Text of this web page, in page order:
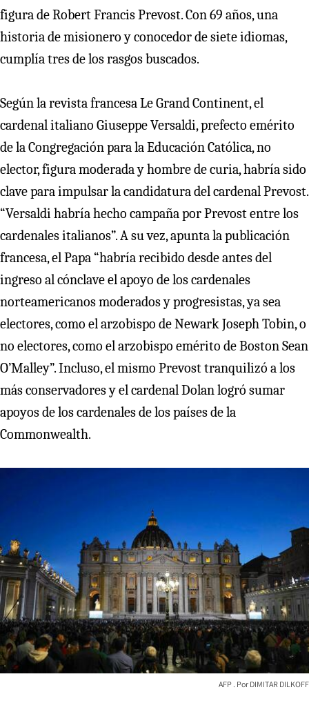
figura de Robert Francis Prevost. Con 69 años, una
historia de misionero y conocedor de siete idiomas,
cumplía tres de los rasgos buscados.
Según la revista francesa Le Grand Continent, el
cardenal italiano Giuseppe Versaldi, prefecto emérito
de la Congregación para la Educación Católica, no
elector, figura moderada y hombre de curia, habría sido
clave para impulsar la candidatura del cardenal Prevost.
“Versaldi habría hecho campaña por Prevost entre los
cardenales italianos”. A su vez, apunta la publicación
francesa, el Papa “habría recibido desde antes del
ingreso al cónclave el apoyo de los cardenales
norteamericanos moderados y progresistas, ya sea
electores, como el arzobispo de Newark Joseph Tobin, o
no electores, como el arzobispo emérito de Boston Sean
O’Malley”. Incluso, el mismo Prevost tranquilizó a los
más conservadores y el cardenal Dolan logró sumar
apoyos de los cardenales de los países de la
Commonwealth.
AFP DIMITAR DILKOFF